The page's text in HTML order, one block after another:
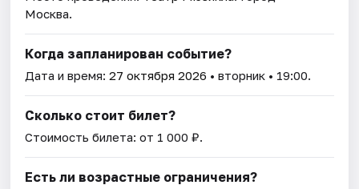
Москва.
Когда запланирован событие?
Дата и время:27 октября 2026 • вторник • 19:00.
Сколько стоит билет?
Стоимость билета: от 1 000 ₽.
Есть ли возрастные ограничения?